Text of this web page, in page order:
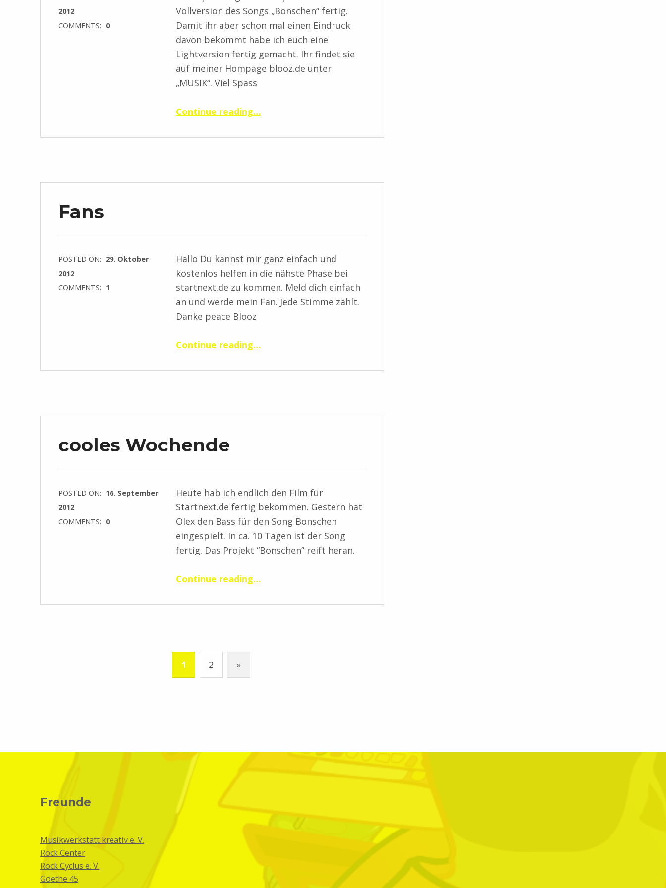
2012
COMMENTS: 0
Vollversion des Songs „Bonschen“ fertig.
Damit ihr aber schon mal einen Eindruck
davon bekommt habe ich euch eine
Lightversion fertig gemacht. Ihr findet sie
auf meiner Hompage blooz.de unter
„MUSIK“. Viel Spass
Continue reading…
Fans
POSTED ON: 29. Oktober
2012
COMMENTS: 1
Hallo Du kannst mir ganz einfach und
kostenlos helfen in die nähste Phase bei
startnext.de zu kommen. Meld dich einfach
an und werde mein Fan. Jede Stimme zählt.
Danke peace Blooz
Continue reading…
cooles Wochende
POSTED ON: 16. September
2012
COMMENTS: 0
Heute hab ich endlich den Film für
Startnext.de fertig bekommen. Gestern hat
Olex den Bass für den Song Bonschen
eingespielt. In ca. 10 Tagen ist der Song
fertig. Das Projekt “Bonschen” reift heran.
Continue reading…
1 2 Next page
»
Freunde
Musikwerkstatt kreativ e. V.
Rock Center
Rock Cyclus e. V.
Goethe 45